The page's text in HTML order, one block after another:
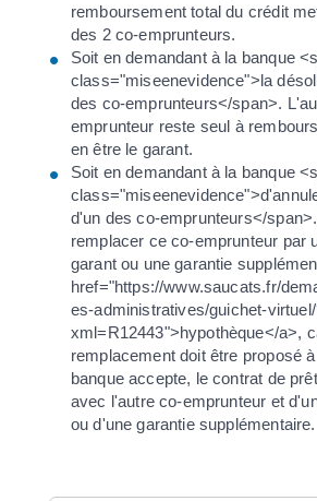
remboursement total du crédit
des 2 co-emprunteurs.
Soit en demandant à la banque
class="miseenevidence">la
des co-emprunteurs</span>.
emprunteur reste seul à
en être le garant.
Soit en demandant à la banque
d'un des co-emprunteurs</
remplacer ce co-emprunteur par
garant ou une garantie
href="https://www.saucats.fr/
es-administratives/guichet-
xml=R12443">hypothèque</a>,
remplacement doit être proposé
banque accepte, le contrat de
avec l'autre co-emprunteur et
ou d'une garantie supplémentaire.